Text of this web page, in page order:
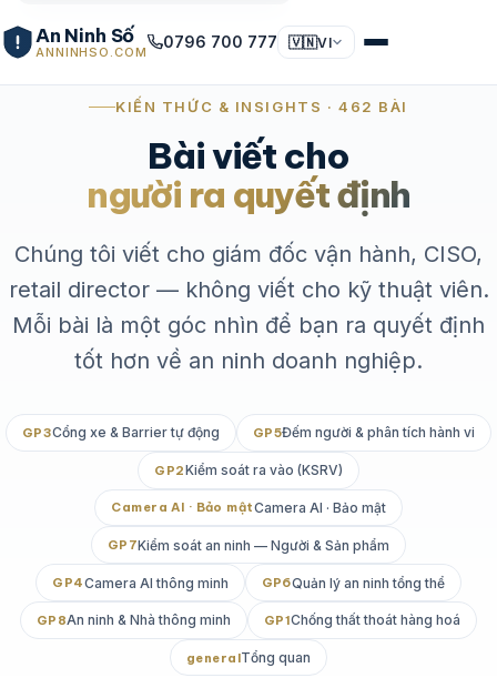
An Ninh Số
ANNINHSO.COM
0796 700 777 🇻🇳VI
KIẾN THỨC & INSIGHTS · 462 BÀI
Bài viết cho
người ra quyết định
Chúng tôi viết cho giám đốc vận hành, CISO,
retail director — không viết cho kỹ thuật viên.
Mỗi bài là một góc nhìn để bạn ra quyết định
tốt hơn về an ninh doanh nghiệp.
GP3Cổng xe & Barrier tự động GP5Đếm người & phân tích hành vi
GP2Kiểm soát ra vào (KSRV)
Camera AI · Bảo mậtCamera AI · Bảo mật
GP7Kiểm soát an ninh — Người & Sản phẩm
GP4Camera AI thông minh GP6Quản lý an ninh tổng thể
GP8An ninh & Nhà thông minh GP1Chống thất thoát hàng hoá
generalTổng quan